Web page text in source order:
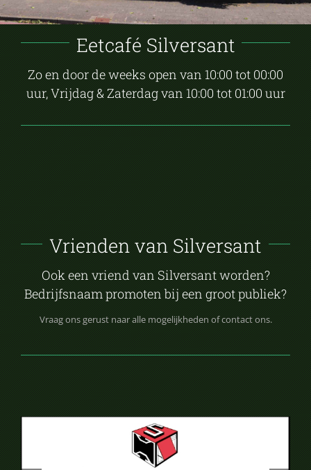
Eetcafé Silversant
Zo en door de weeks open van 10:00 tot 00:00
uur, Vrijdag & Zaterdag van 10:00 tot 01:00 uur
Vrienden van Silversant
Ook een vriend van Silversant worden?
Bedrijfsnaam promoten bij een groot publiek?
Vraag ons gerust naar alle mogelijkheden of contact ons.